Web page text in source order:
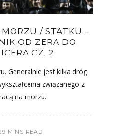
MORZU / STATKU –
OD ZERA DO
CZ. 2
Generalnie jest kilka dróg
związanego z
na morzu.
MINS READ